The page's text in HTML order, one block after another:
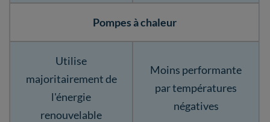
Pompes à chaleur
Utilise
majoritairement de
l'énergie
renouvelable
Moins performante
par températures
négatives